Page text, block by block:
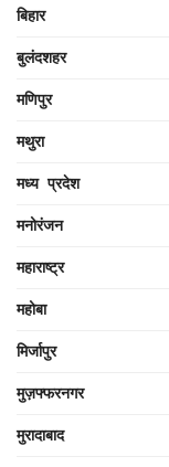
बिहार
बुलंदशहर
मणिपुर
मथुरा
मध्य प्रदेश
मनोरंजन
महाराष्ट्र
महोबा
मिर्जापुर
मुज़फ्फरनगर
मुरादाबाद